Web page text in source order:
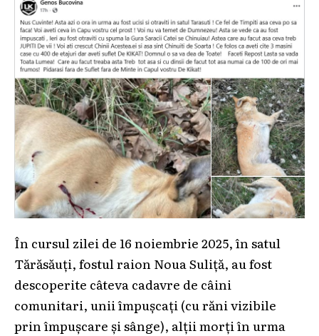
În cursul zilei de 16 noiembrie 2025, în satul
Tărăsăuți, fostul raion Noua Suliță, au fost
descoperite câteva cadavre de câini
comunitari, unii împușcați (cu răni vizibile
prin împușcare și sânge), alții morți în urma